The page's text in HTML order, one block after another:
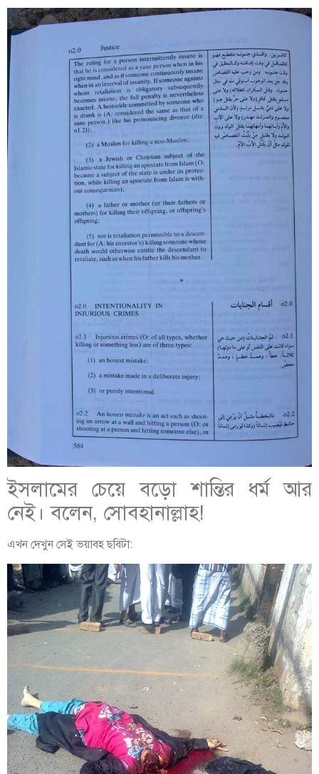
ইসলামের চেয়ে বড়ো শান্তির ধর্ম আর
নেই। বলেন, সোবহানাল্লাহ!
এখন দেখুন সেই ভয়াবহ ছবিটা: